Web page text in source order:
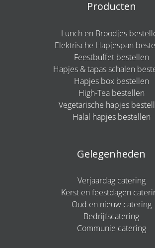
Producten
Lunch en Broodjes
Elektrische Hapjespan
Feestbuffet bestellen
Hapjes & tapas schalen
Hapjes box bestellen
High-Tea bestellen
Vegetarische hapjes
Halal hapjes bestellen
Gelegenheden
Verjaardag catering
Kerst en feestdagen
Oud en nieuw catering
Bedrijfscatering
Communie catering